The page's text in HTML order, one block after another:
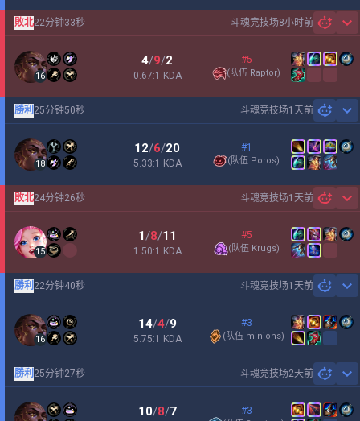
斗魂竞技场8小时前
敗北22分钟33秒
16
4/9/2
0.67:1 KDA
#5
(队伍 Raptor)
斗魂竞技场1天前
勝利 25分钟50秒
18
12/6/20
5.33:1 KDA
#1
(队伍 Poros)
斗魂竞技场1天前
敗北24分钟26秒
15
1/8/11
1.50:1 KDA
#5
(队伍 Krugs)
斗魂竞技场1天前
勝利 22分钟40秒
16
14/4/9
5.75:1 KDA
#3
(队伍 minions)
斗魂竞技场2天前
勝利 25分钟27秒
10/8/7 #3